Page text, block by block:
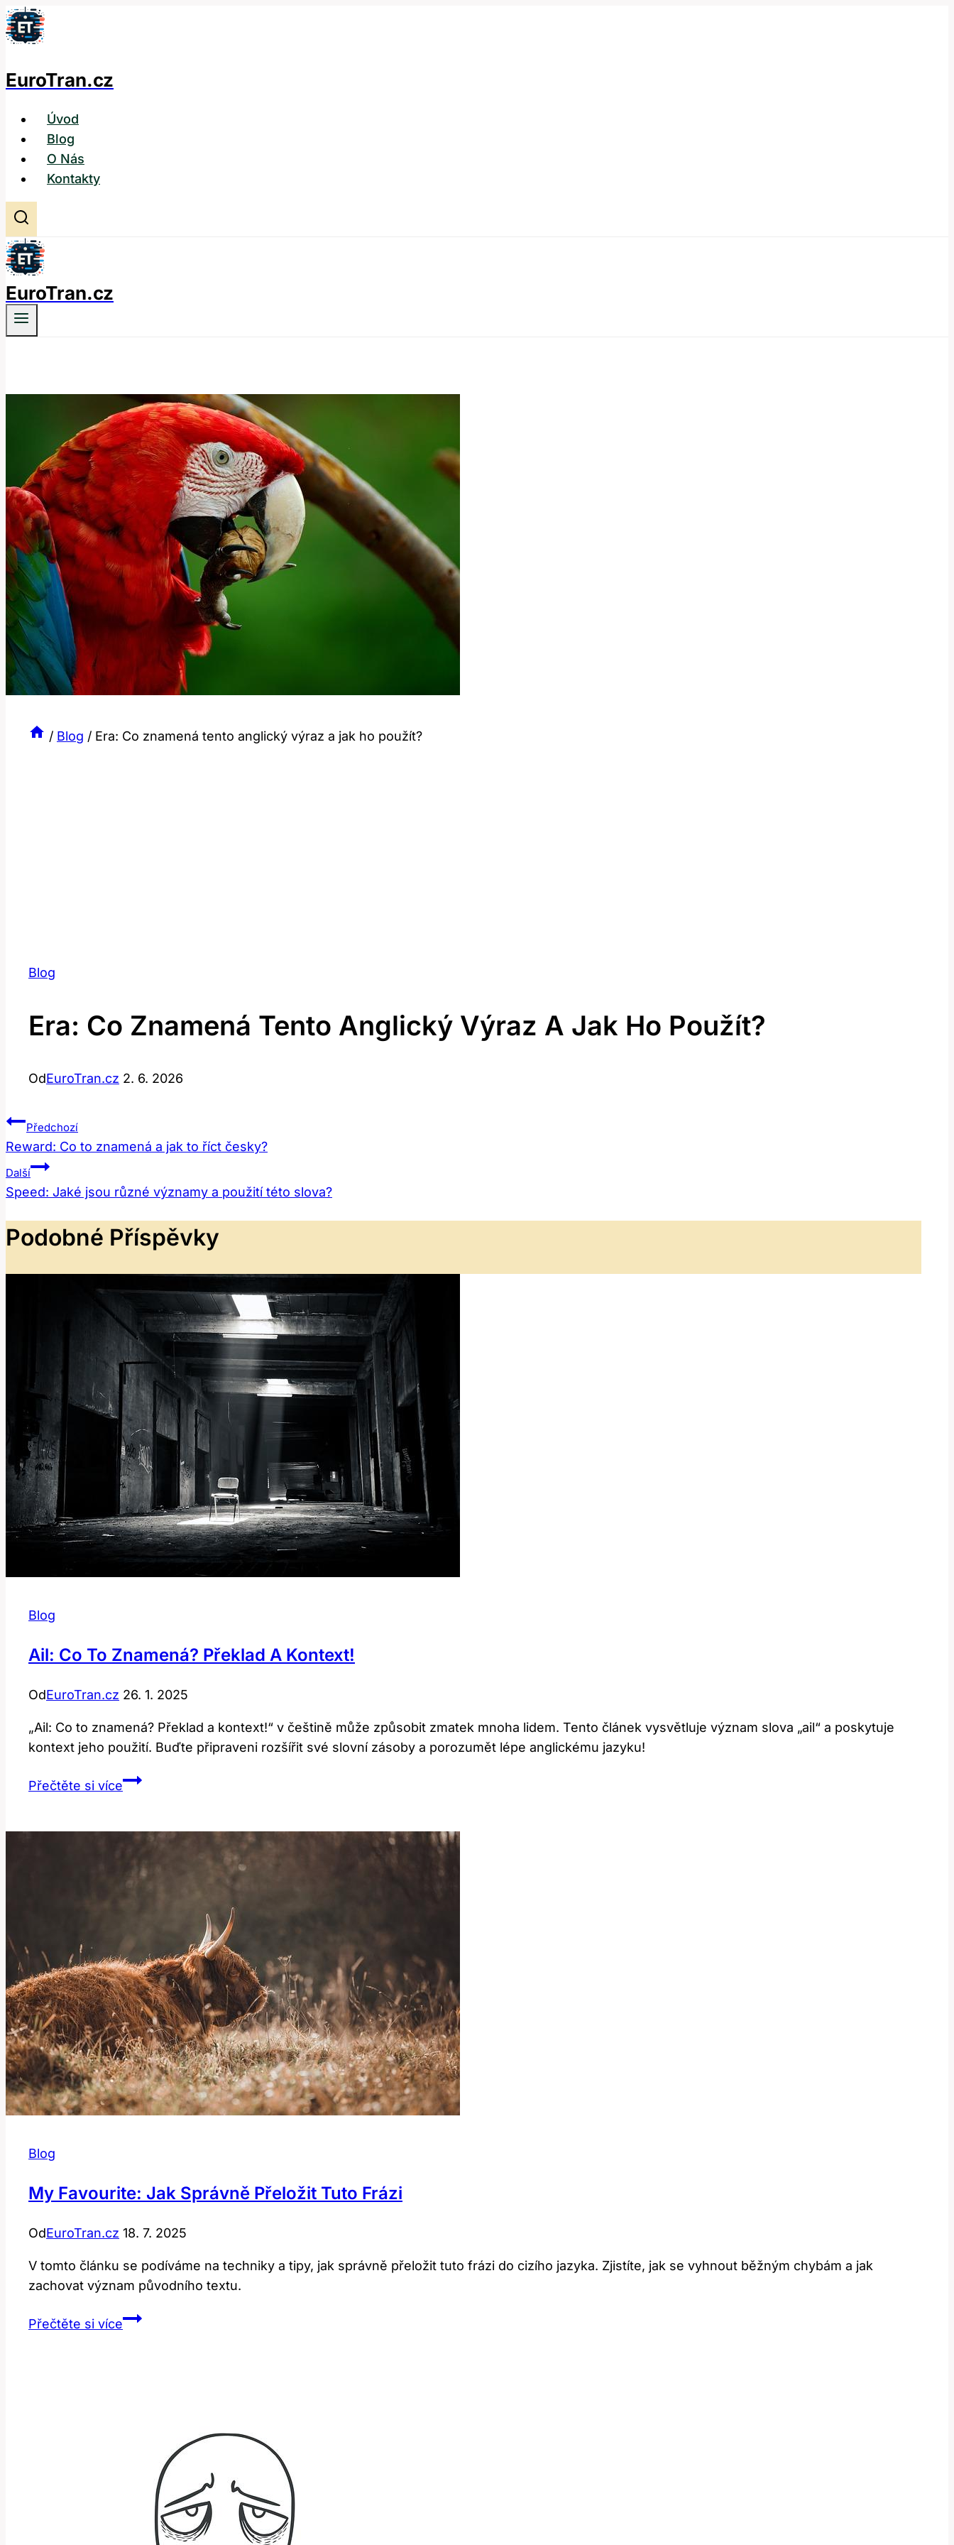
Přeskočit
na
EuroTran.cz
Úvod
Blog
O Nás
Kontakty
EuroTran.cz
/ Blog / Era: Co znamená tento anglický výraz a jak ho použít?
Blog
Era: Co Znamená Tento Anglický Výraz A Jak Ho Použít?
OdEuroTran.cz 2. 6. 2026
Navigace
Pro
Příspěvek
Předchozí
Reward: Co to znamená a jak to říct česky?
Další
Speed: Jaké jsou různé významy a použití této slova?
Podobné Příspěvky
Blog
Ail: Co To Znamená? Překlad A Kontext!
OdEuroTran.cz 26. 1. 2025
„Ail: Co to znamená? Překlad a kontext!“ v češtině může způsobit zmatek mnoha lidem. Tento článek vysvětluje význam slova „ail“ a poskytuje
kontext jeho použití. Buďte připraveni rozšířit své slovní zásoby a porozumět lépe anglickému jazyku!
Přečtěte si víceAil:
Znamená?
Překlad
a
Kontext!
Blog
My Favourite: Jak Správně Přeložit Tuto Frázi
OdEuroTran.cz 18. 7. 2025
V tomto článku se podíváme na techniky a tipy, jak správně přeložit tuto frázi do cizího jazyka. Zjistíte, jak se vyhnout běžným chybám a jak
zachovat význam původního textu.
Přečtěte si víceMy